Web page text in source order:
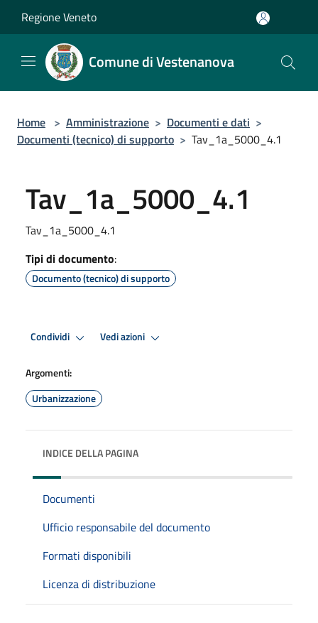
Regione Veneto
Comune di Vestenanova
Home > Amministrazione > Documenti e dati >
Documenti (tecnico) di supporto > Tav_1a_5000_4.1
Tav_1a_5000_4.1
Tav_1a_5000_4.1
Tipi di documento:
Documento (tecnico) di supporto
Condividi Vedi azioni
Argomenti:
Urbanizzazione
INDICE DELLA PAGINA
Documenti
Ufficio responsabile del documento
Formati disponibili
Licenza di distribuzione